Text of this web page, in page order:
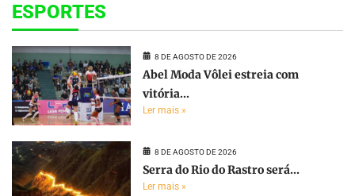
ESPORTES
8 DE AGOSTO DE 2026
Abel Moda Vôlei estreia com
vitória...
Ler mais »
8 DE AGOSTO DE 2026
Serra do Rio do Rastro será...
Ler mais »